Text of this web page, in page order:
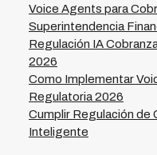
diferentes mercados
distintos.
Voice Agents para
Superintendencia
Regulación IA
2026
Como Implementar
Regulatoria 2026
Cumplir Regulación de
Inteligente